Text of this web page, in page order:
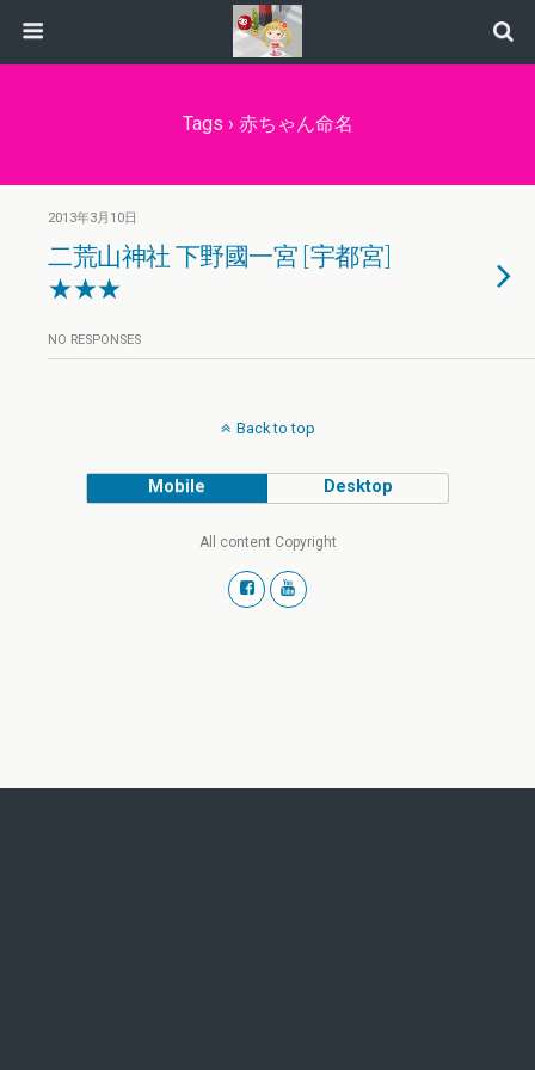
Tags › 赤ちゃん命名
2013年3月10日
二荒山神社 下野國一宮 [宇都宮]
★★★
NO RESPONSES
Back to top
Mobile Desktop
All content Copyright